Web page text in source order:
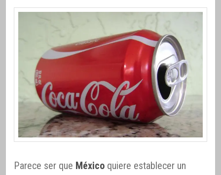
Parece ser que México quiere establecer un